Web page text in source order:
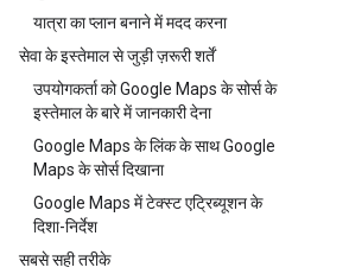
यात्रा का प्लान बनाने में मदद करना
सेवा के इस्तेमाल से जुड़ी ज़रूरी शर्तें
उपयोगकर्ता को Google Maps के सोर्स के
इस्तेमाल के बारे में जानकारी देना
Google Maps के लिंक के साथ Google
Maps के सोर्स दिखाना
Google Maps में टेक्स्ट एट्रिब्यूशन के
दिशा-निर्देश
सबसे सही तरीके